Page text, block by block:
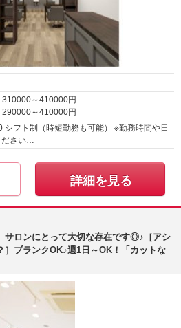
310000～410000円
290000～410000円
222300～ 258750円
シフト制（時短勤務も可能） ※勤務時間や日
ださい…
詳細を見る
サロンにとって大切な存在です◎♪［アシ
］ブランクOK♪週1日～OK！「カットな